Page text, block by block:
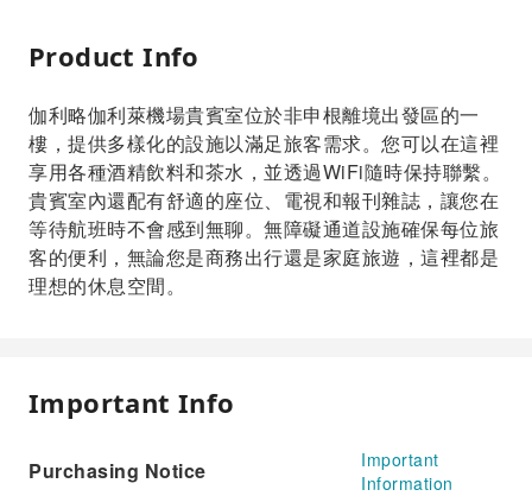
Product Info
伽利略伽利萊機場貴賓室位於非申根離境出發區的一
樓，提供多樣化的設施以滿足旅客需求。您可以在這裡
享用各種酒精飲料和茶水，並透過WiFi隨時保持聯繫。
貴賓室內還配有舒適的座位、電視和報刊雜誌，讓您在
等待航班時不會感到無聊。無障礙通道設施確保每位旅
客的便利，無論您是商務出行還是家庭旅遊，這裡都是
理想的休息空間。
Important Info
Purchasing Notice
Important
Information